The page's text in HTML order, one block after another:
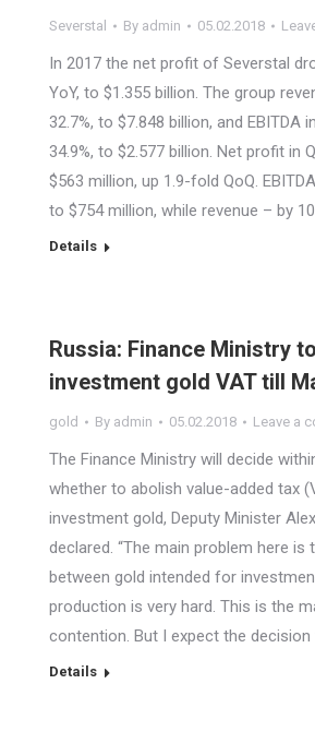
Severstal By admin 05.02.2018
In 2017 the net profit of Severstal
YoY, to $1.355 billion. The group
32.7%, to $7.848 billion, and EBITDA
34.9%, to $2.577 billion. Net profit in
$563 million, up 1.9-fold QoQ.
to $754 million, while revenue – by
Details
Russia: Finance Ministry
investment gold VAT till
gold By admin 05.02.2018 Leave a
The Finance Ministry will decide
whether to abolish value-added tax
investment gold, Deputy Minister
declared. “The main problem here is
between gold intended for
production is very hard. This is the
contention. But I expect the
Details